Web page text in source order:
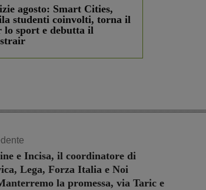
agosto: Smart Cities,
studenti coinvolti, torna il
lo sport e debutta il
e Incisa, il coordinatore di
Lega, Forza Italia e Noi
la promessa, via Taric e